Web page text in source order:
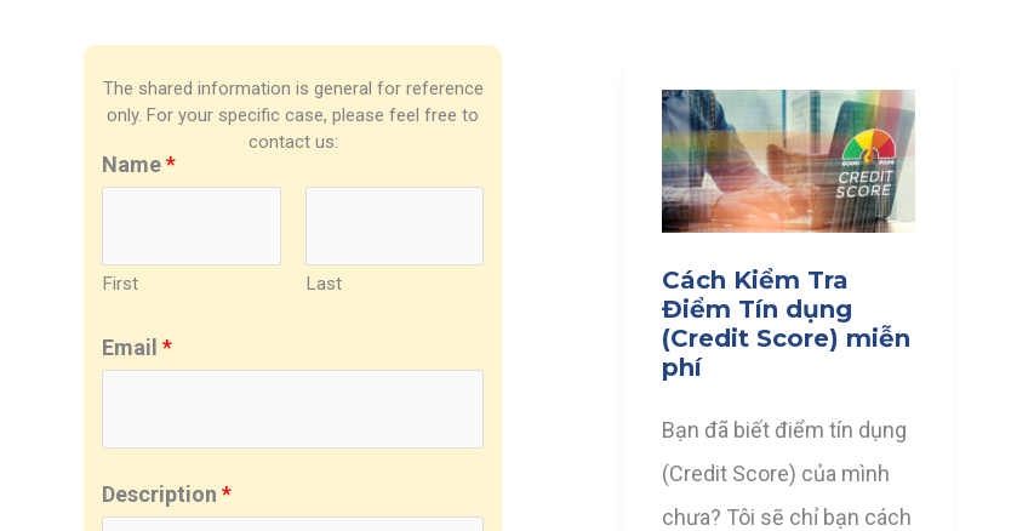
The shared information is general for reference
only. For your specific case, please feel free to
contact us:
Name*
First Last
Email*
Description*
Cách Kiểm Tra
Điểm Tín dụng
(Credit Score) miễn
phí
Bạn đã biết điểm tín dụng
(Credit Score) của mình
chưa? Tôi sẽ chỉ bạn cách